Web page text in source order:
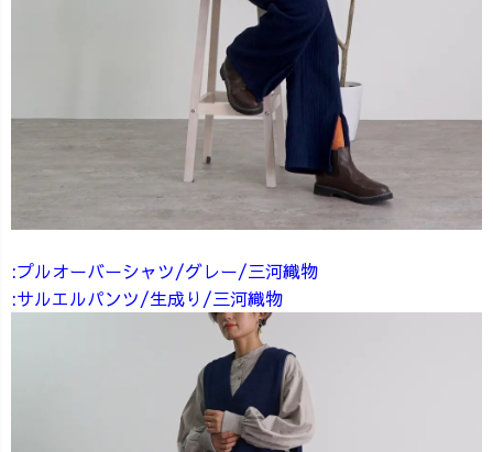
:プルオーバーシャツ/グレー/三河織物
:サルエルパンツ/生成り/三河織物